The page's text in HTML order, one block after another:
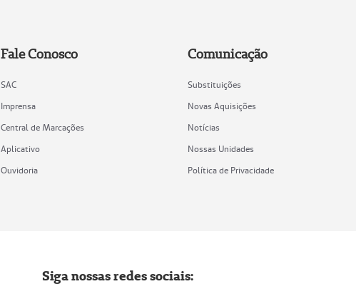
Fale Conosco
SAC
Imprensa
Central de Marcações
Aplicativo
Ouvidoria
Comunicação
Substituições
Novas Aquisições
Notícias
Nossas Unidades
Política de Privacidade
Siga nossas redes sociais: